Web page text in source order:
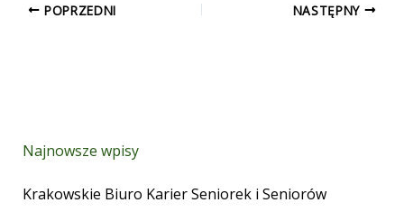
POPRZEDNI NASTĘPNY
Najnowsze wpisy
Krakowskie Biuro Karier Seniorek i Seniorów